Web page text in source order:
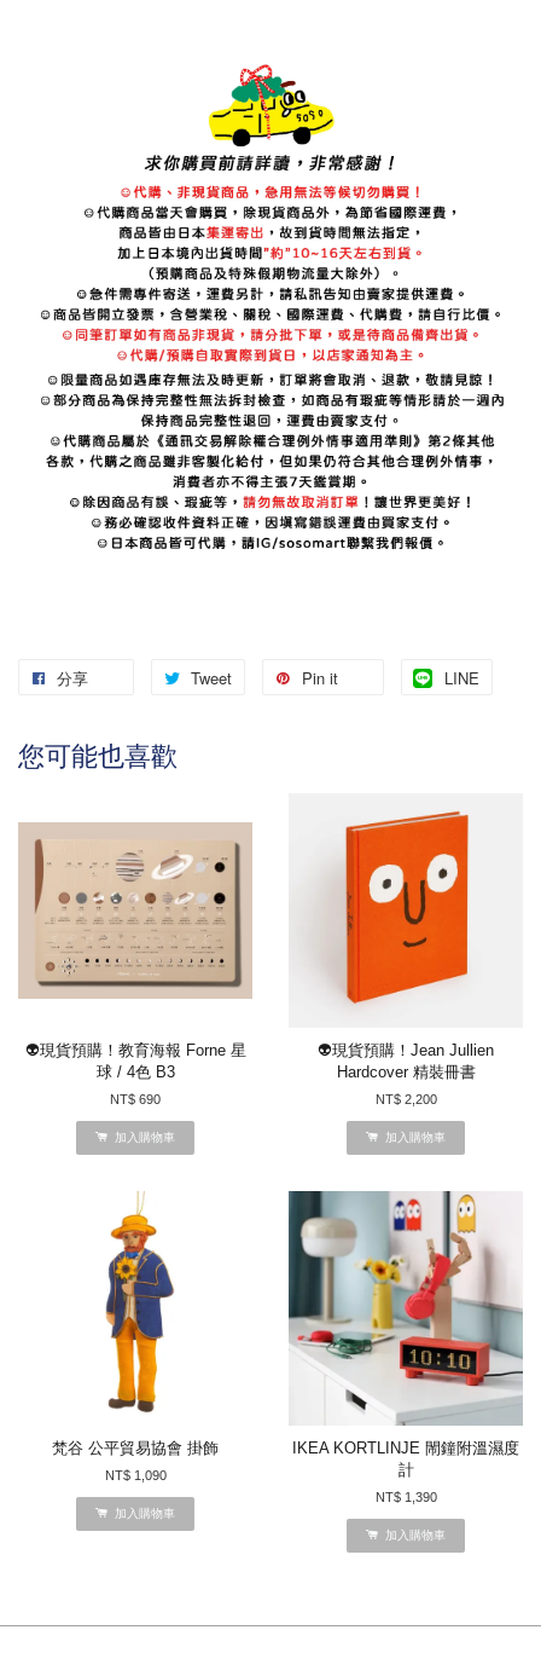
分享 Tweet Pin it LINE
您可能也喜歡
👽現貨預購！教育海報 Forne 星
球 / 4色 B3
NT$ 690
加入購物車
👽現貨預購！Jean Jullien
Hardcover 精裝冊書
NT$ 2,200
加入購物車
梵谷 公平貿易協會 掛飾
NT$ 1,090
加入購物車
IKEA KORTLINJE 閙鐘附溫濕度
計
NT$ 1,390
加入購物車